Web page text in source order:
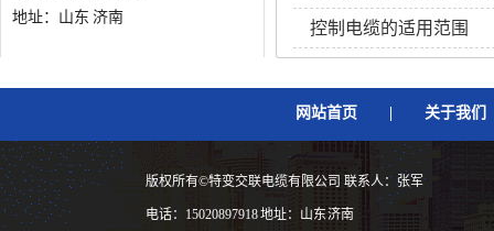
地址：山东 济南
控制电缆的适用范围
网站首页 关于我们
版权所有©特变交联电缆有限公司 联系人：张军
电话：15020897918 地址：山东 济南